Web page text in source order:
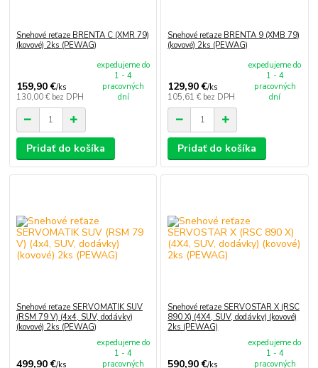
Snehové reťaze BRENTA C (XMR 79)
(kovové) 2ks (PEWAG)
159,90 €/ks
130,00 € bez DPH
expedujeme do
1 - 4
pracovných
dní
Pridať do košíka
Snehové reťaze BRENTA 9 (XMB 79)
(kovové) 2ks (PEWAG)
129,90 €/ks
105,61 € bez DPH
expedujeme do
1 - 4
pracovných
dní
Pridať do košíka
Snehové reťaze SERVOMATIK SUV
(RSM 79 V) (4x4, SUV, dodávky)
(kovové) 2ks (PEWAG)
499,90 €/ks
expedujeme do
1 - 4
pracovných
Snehové reťaze SERVOSTAR X (RSC
890 X) (4X4, SUV, dodávky) (kovové)
2ks (PEWAG)
590,90 €/ks
expedujeme do
1 - 4
pracovných